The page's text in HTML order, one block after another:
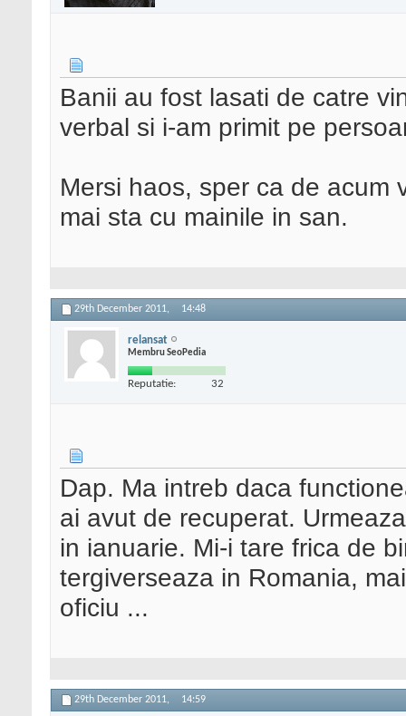
Banii au fost lasati de catre
verbal si i-am primit pe
Mersi haos, sper ca de acum
mai sta cu mainile in san.
29th December 2011, 14:48
relansat
Membru SeoPedia
Reputatie: 32
Dap. Ma intreb daca
ai avut de recuperat.
in ianuarie. Mi-i tare frica de
tergiverseaza in Romania,
oficiu ...
29th December 2011, 14:59